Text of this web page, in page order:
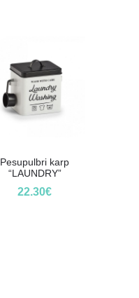
Pesupulbri karp
“LAUNDRY”
22.30€